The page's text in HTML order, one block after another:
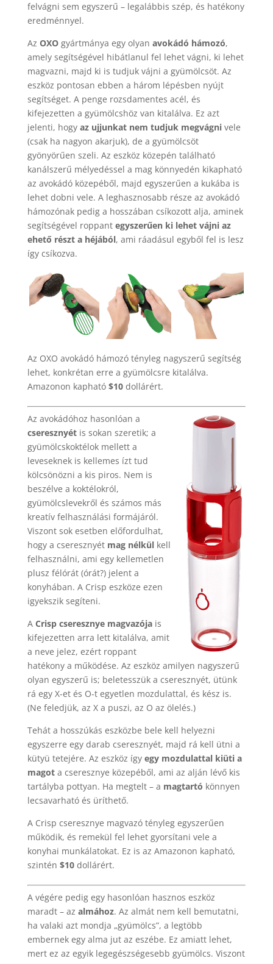
felvágni sem egyszerű – legalábbis szép, és hatékony
eredménnyel.
Az OXOgyártmánya egy olyan avokádó hámozó,
amely segítségével hibátlanul fel lehet vágni, ki lehet
magvazni, majd ki is tudjuk vájni a gyümölcsöt. Az
eszköz pontosan ebben a három lépésben nyújt
segítséget. A penge rozsdamentes acél, és
kifejezetten a gyümölcshöz van kitalálva. Ez azt
jelenti, hogy az ujjunkat nem tudjuk megvágnivele
(csak ha nagyon akarjuk), de a gyümölcsöt
gyönyörűen szeli. Az eszköz közepén található
kanálszerű mélyedéssel a mag könnyedén kikapható
az avokádó közepéből, majd egyszerűen a kukába is
lehet dobni vele. A leghasznosabb része az avokádó
hámozónak pedig a hosszában csíkozott alja, aminek
segítségével roppant egyszerűen ki lehet vájni az
ehető részt a héjából, ami ráadásul egyből fel is lesz
így csíkozva.
Az OXO avokádó hámozó tényleg nagyszerű segítség
lehet, konkrétan erre a gyümölcsre kitalálva.
Amazonon kapható $10dollárért.
Az avokádóhoz hasonlóan a
cseresznyétis sokan szeretik; a
gyümölcskoktélok mellett a
leveseknek is kellemes ízt tud
kölcsönözni a kis piros. Nem is
beszélve a koktélokról,
gyümölcslevekről és számos más
kreatív felhasználási formájáról.
Viszont sok esetben előfordulhat,
hogy a cseresznyét mag nélkülkell
felhasználni, ami egy kellemetlen
plusz félórát (órát?) jelent a
konyhában. A Crisp eszköze ezen
igyekszik segíteni.
A Crisp cseresznye magvazójais
kifejezetten arra lett kitalálva, amit
a neve jelez, ezért roppant
hatékony a működése. Az eszköz amilyen nagyszerű
olyan egyszerű is; beletesszük a cseresznyét, ütünk
rá egy X-et és O-t egyetlen mozdulattal, és kész is.
(Ne feledjük, az X a puszi, az O az ölelés.)
Tehát a hosszúkás eszközbe bele kell helyezni
egyszerre egy darab cseresznyét, majd rá kell ütni a
kütyü tetejére. Az eszköz így egy mozdulattal kiüti a
magota cseresznye közepéből, ami az alján lévő kis
tartályba pottyan. Ha megtelt – a magtartó könnyen
lecsavarható és üríthető.
A Crisp cseresznye magvazó tényleg egyszerűen
működik, és remekül fel lehet gyorsítani vele a
konyhai munkálatokat. Ez is az Amazonon kapható,
szintén $10dollárért.
A végére pedig egy hasonlóan hasznos eszköz
maradt – az almához. Az almát nem kell bemutatni,
ha valaki azt mondja „gyümölcs”, a legtöbb
embernek egy alma jut az eszébe. Ez amiatt lehet,
mert ez az egyik legegészségesebb gyümölcs. Viszont